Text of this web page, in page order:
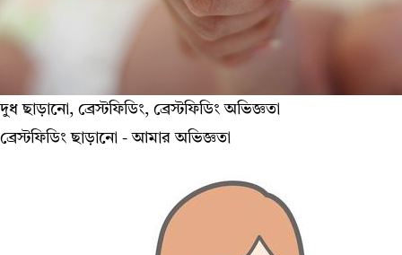
দুধ ছাড়ানো, ব্রেস্টফিডিং, ব্রেস্টফিডিং অভিজ্ঞতা
ব্রেস্টফিডিং ছাড়ানো - আমার অভিজ্ঞতা